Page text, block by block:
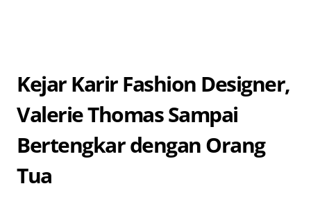
Kejar Karir Fashion Designer,
Valerie Thomas Sampai
Bertengkar dengan Orang
Tua